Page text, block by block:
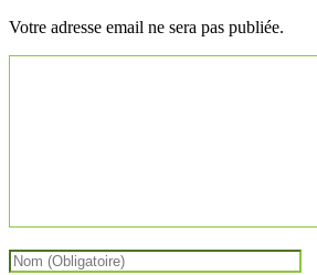
Votre adresse email ne sera pas publiée.